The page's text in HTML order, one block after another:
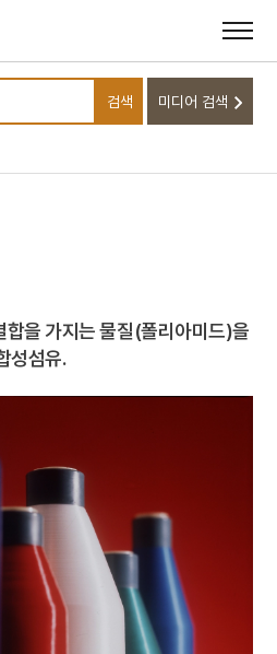
검색어를 입력하세요
검색 미디어 검색
을 가지는 물질(폴리아미드)을
성섬유.